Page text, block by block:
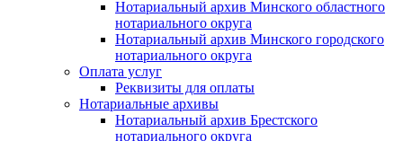
Нотариальный архив Минского областного
нотариального округа
Нотариальный архив Минского городского
нотариального округа
Оплата услуг
Реквизиты для оплаты
Нотариальные архивы
Нотариальный архив Брестского
нотариального округа